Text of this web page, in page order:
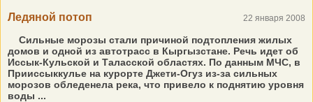
Ледяной потоп 22 января 2008
Сильные морозы стали причиной подтопления жилых
домов и одной из автотрасс в Кыргызстане. Речь идет об
Иссык-Кульской и Таласской областях. По данным МЧС, в
Прииссыккулье на курорте Джети-Огуз из-за сильных
морозов обледенела река, что привело к поднятию уровня
воды ...